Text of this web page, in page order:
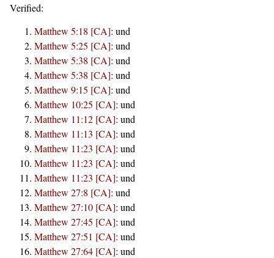
Verified:
Matthew 5:18 [CA]: und
Matthew 5:25 [CA]: und
Matthew 5:38 [CA]: und
Matthew 5:38 [CA]: und
Matthew 9:15 [CA]: und
Matthew 10:25 [CA]: und
Matthew 11:12 [CA]: und
Matthew 11:13 [CA]: und
Matthew 11:23 [CA]: und
Matthew 11:23 [CA]: und
Matthew 11:23 [CA]: und
Matthew 27:8 [CA]: und
Matthew 27:10 [CA]: und
Matthew 27:45 [CA]: und
Matthew 27:51 [CA]: und
Matthew 27:64 [CA]: und